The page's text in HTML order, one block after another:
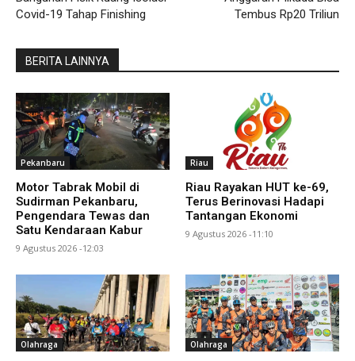
Covid-19 Tahap Finishing
Tembus Rp20 Triliun
BERITA LAINNYA
Pekanbaru
Motor Tabrak Mobil di
Sudirman Pekanbaru,
Pengendara Tewas dan
Satu Kendaraan Kabur
9 Agustus 2026 -12:03
Riau
Riau Rayakan HUT ke-69,
Terus Berinovasi Hadapi
Tantangan Ekonomi
9 Agustus 2026 -11:10
Olahraga Olahraga